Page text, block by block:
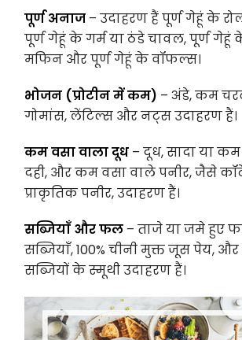
पूर्ण अनाज – उदाहरण हैं पूर्ण गेहूं के
पूर्ण गेहूं के गर्म या ठंडे चावल, पूर्ण गेहूं
मफिन और पूर्ण गेहूं के वॉफल्स।
भोजन (प्रोटीन में कम) – अंडे, कम
गोमांस, लेंटिल्स और नट्स उदाहरण हैं।
कम वसा वाला दूध – दूध, सादा या कम
दही, और कम वसा वाले पनीर, जैसे
प्राकृतिक पनीर, उदाहरण हैं।
सब्जियाँ और फल – ताजे या जमे हुए
सब्जियाँ, 100% चीनी मुक्त जूस पेय,
सब्जियों के स्मूथी उदाहरण हैं।